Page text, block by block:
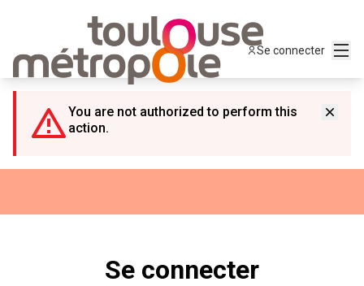
Se connecter
You are not authorized to perform this
action.
Se connecter